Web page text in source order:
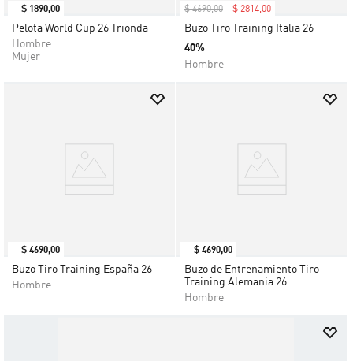
$ 1890,00
Pelota World Cup 26 Trionda
Hombre
Mujer
$ 4690,00 $ 2814,00
Buzo Tiro Training Italia 26
40%
Hombre
$ 4690,00
Buzo Tiro Training España 26
Hombre
$ 4690,00
Buzo de Entrenamiento Tiro
Training Alemania 26
Hombre